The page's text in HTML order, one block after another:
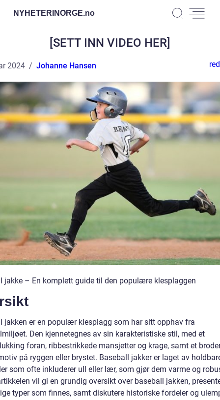
NYHETERINORGE.no
[SETT INN VIDEO HER]
2024 Johanne Hansen
jakke – En komplett guide til den populære klesplaggen
jakken er en populær klesplagg som har sitt opphav fra
Den kjennetegnes av sin karakteristiske stil, med et
foran, ribbestrikkede mansjetter og krage, samt et
på ryggen eller brystet. Baseball jakker er laget av
som ofte inkluderer ull eller lær, som gjør dem varme og
vil gi en grundig oversikt over baseball jakken,
typer som finnes, samt diskutere historiske fordeler og